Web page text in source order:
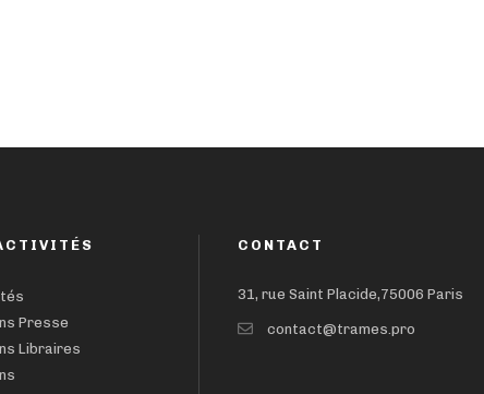
Presse
Libraires
CONTACT
31, rue Saint Placide,75006 Paris
contact@trames.pro